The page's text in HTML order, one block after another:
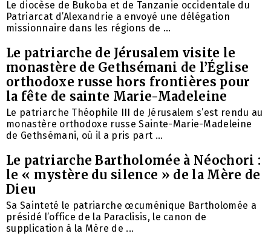
Le diocèse de Bukoba et de Tanzanie occidentale du
Patriarcat d’Alexandrie a envoyé une délégation
missionnaire dans les régions de ...
Le patriarche de Jérusalem visite le
monastère de Gethsémani de l’Église
orthodoxe russe hors frontières pour
la fête de sainte Marie-Madeleine
Le patriarche Théophile III de Jérusalem s’est rendu au
monastère orthodoxe russe Sainte-Marie-Madeleine
de Gethsémani, où il a pris part ...
Le patriarche Bartholomée à Néochori :
le « mystère du silence » de la Mère de
Dieu
Sa Sainteté le patriarche œcuménique Bartholomée a
présidé l’office de la Paraclisis, le canon de
supplication à la Mère de ...